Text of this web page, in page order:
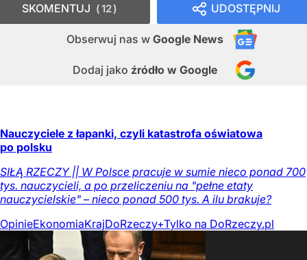
UDOSTĘPNIJ
Obserwuj nas w Google News
Dodaj jako źródło w Google
SKOMENTUJ 12
Nauczyciele z łapanki, czyli katastrofa oświatowa
po polsku
SIŁĄ RZECZY || W Polsce pracuje w sumie nieco ponad 700
tys. nauczycieli, a po przeliczeniu na "pełne etaty
nauczycielskie" – nieco ponad 500 tys. A ilu brakuje?
OpinieEkonomiaKrajDoRzeczy+Tylko na DoRzeczy.pl